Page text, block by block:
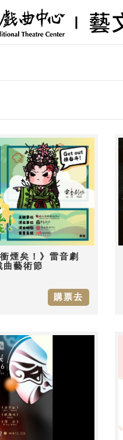
煙矣！》雷音劇
曲藝術節
購票去